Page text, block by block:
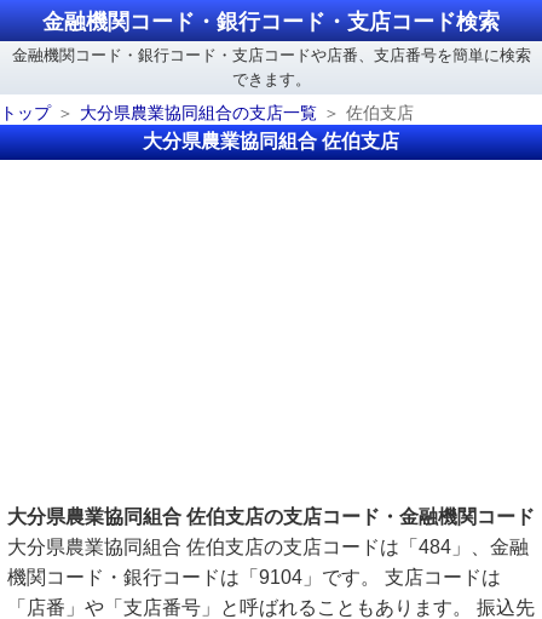
金融機関コード・銀行コード・支店コード検索
金融機関コード・銀行コード・支店コードや店番、支店番号を簡単に検索
できます。
トップ
大分県農業協同組合の支店一覧 佐伯支店
大分県農業協同組合 佐伯支店
大分県農業協同組合 佐伯支店の支店コード・金融機関コード
大分県農業協同組合 佐伯支店の支店コードは「484」、金融
機関コード・銀行コードは「9104」です。 支店コードは
「店番」や「支店番号」と呼ばれることもあります。 振込先